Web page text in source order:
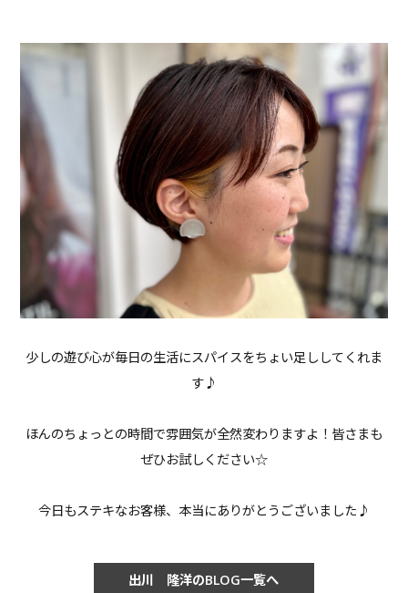
少しの遊び心が毎日の生活にスパイスをちょい足ししてくれま
す♪
ほんのちょっとの時間で雰囲気が全然変わりますよ！皆さまも
ぜひお試しください☆
今日もステキなお客様、本当にありがとうございました♪
出川 隆洋のBLOG一覧へ